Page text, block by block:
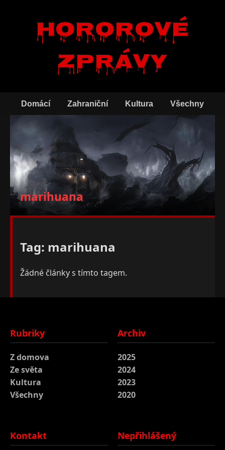
Hororové
zprávy
Domácí Zahraniční Kultura Všechny
marihuana
Tag: marihuana
Žádné články s tímto tagem.
Rubriky
Z domova
Ze světa
Kultura
Všechny
Archiv
2025
2024
2023
2020
Kontakt Nepřihlášený